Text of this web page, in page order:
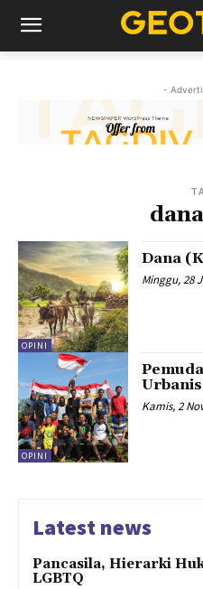
-
OPINI
Dana
Minggu, 28
OPINI
Kamis, 2
Latest news
Pancasila, Hierarki
LGBTQ